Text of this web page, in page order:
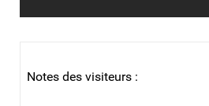
Notes des visiteurs :